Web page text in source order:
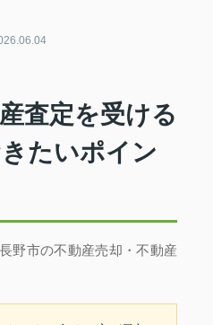
査定を受ける
たいポイン
野市の不動産売却・不動産